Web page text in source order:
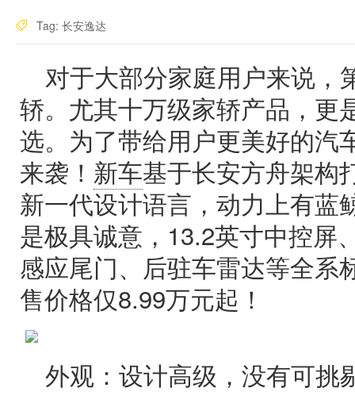
Tag: 长安逸达
对于大部分家庭用户来说，
轿。尤其十万级家轿产品，更
选。为了带给用户更美好的汽
来袭！ 新车基于长安方舟架构
新一代设计语言，动力上有蓝
是极具诚意，13.2英寸中控屏
感应尾门、后驻车雷达等全系
售价格仅8.99万元起！
外观：设计高级，没有可挑